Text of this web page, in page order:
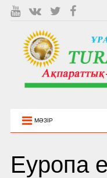
МӘЗІР
Еуропа